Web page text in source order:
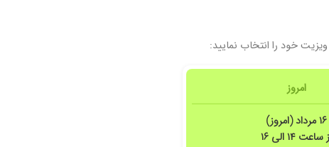
ویزیت خود را انتخاب نمایید:
امروز
۱۶ مرداد (امروز)
۱۴ الی ۱۶